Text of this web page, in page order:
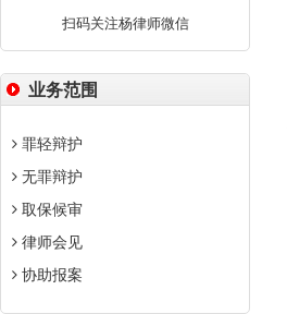
扫码关注杨律师微信
业务范围
罪轻辩护
无罪辩护
取保候审
律师会见
协助报案